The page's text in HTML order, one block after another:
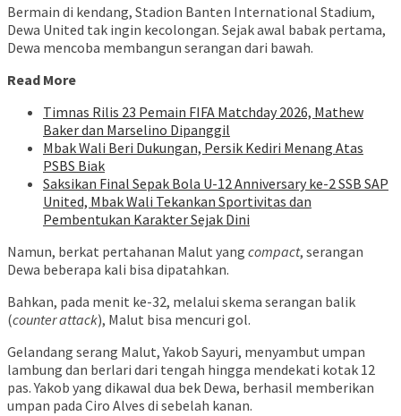
Bermain di kendang, Stadion Banten International Stadium,
Dewa United tak ingin kecolongan. Sejak awal babak pertama,
Dewa mencoba membangun serangan dari bawah.
Read More
Timnas Rilis 23 Pemain FIFA Matchday 2026, Mathew
Baker dan Marselino Dipanggil
Mbak Wali Beri Dukungan, Persik Kediri Menang Atas
PSBS Biak
Saksikan Final Sepak Bola U-12 Anniversary ke-2 SSB SAP
United, Mbak Wali Tekankan Sportivitas dan
Pembentukan Karakter Sejak Dini
Namun, berkat pertahanan Malut yang compact, serangan
Dewa beberapa kali bisa dipatahkan.
Bahkan, pada menit ke-32, melalui skema serangan balik
(counter attack), Malut bisa mencuri gol.
Gelandang serang Malut, Yakob Sayuri, menyambut umpan
lambung dan berlari dari tengah hingga mendekati kotak 12
pas. Yakob yang dikawal dua bek Dewa, berhasil memberikan
umpan pada Ciro Alves di sebelah kanan.